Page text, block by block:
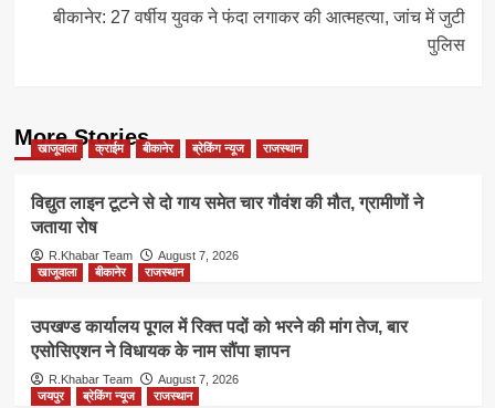
बीकानेर: 27 वर्षीय युवक ने फंदा लगाकर की आत्महत्या, जांच में जुटी
पुलिस
More Stories
खाजूवाला क्राईम बीकानेर ब्रेकिंग न्यूज राजस्थान
विद्युत लाइन टूटने से दो गाय समेत चार गौवंश की मौत, ग्रामीणों ने
जताया रोष
R.Khabar Team
August 7, 2026
खाजूवाला
बीकानेर राजस्थान
उपखण्ड कार्यालय पूगल में रिक्त पदों को भरने की मांग तेज, बार
एसोसिएशन ने विधायक के नाम सौंपा ज्ञापन
R.Khabar Team
August 7, 2026
जयपुर
ब्रेकिंग न्यूज राजस्थान